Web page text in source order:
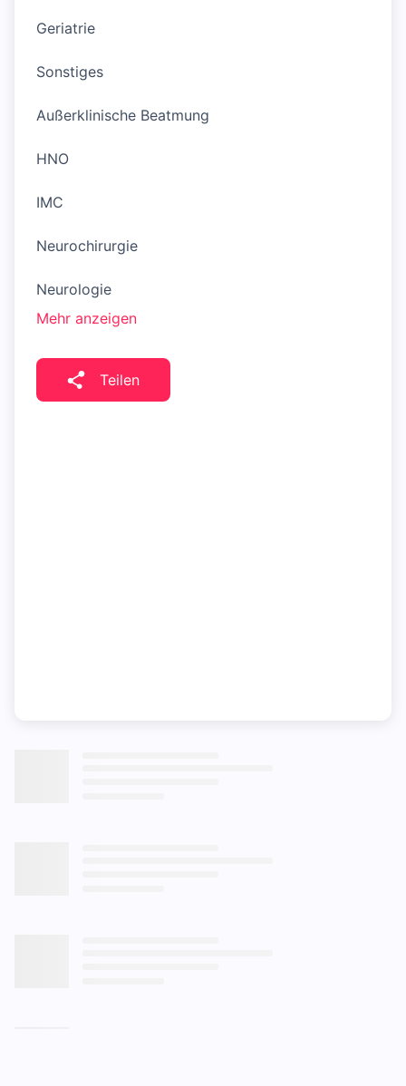
Geriatrie
Sonstiges
Außerklinische Beatmung
HNO
IMC
Neurochirurgie
Neurologie
Mehr anzeigen
Teilen